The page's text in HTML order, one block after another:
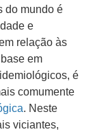
do mundo é
e
relação às
em
é
comumente
. Neste
viciantes,